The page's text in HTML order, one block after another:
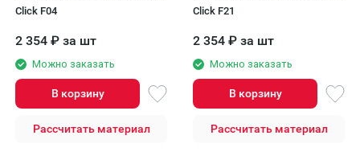
Click F04
2 354 ₽ за шт
Можно заказать
В корзину
Рассчитать материал
Click F21
2 354 ₽ за шт
Можно заказать
В корзину
Рассчитать материал